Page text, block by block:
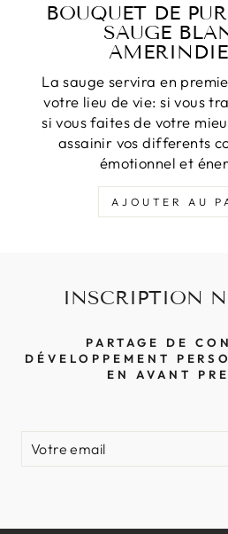
BOUQUET DE
SAUGE
La sauge servira en
votre lieu de vie: si vous
si vous faites de votre
assainir vos differents
émotionnel et
AJOUTER AU
INSCRIPTION
PARTAGE DE
DÉVELOPPEMENT
EN AVANT
EMAIL